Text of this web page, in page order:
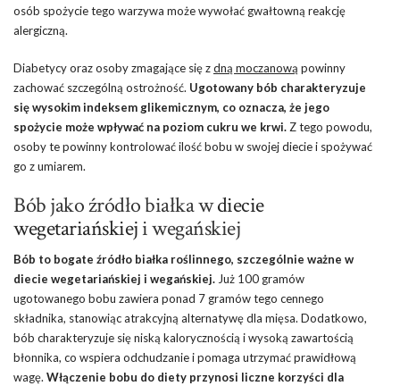
osób spożycie tego warzywa może wywołać gwałtowną reakcję
alergiczną.
Diabetycy oraz osoby zmagające się zdną moczanową powinny
zachować szczególną ostrożność. Ugotowany bób charakteryzuje
się wysokim indeksem glikemicznym, co oznacza, że jego
spożycie może wpływać na poziom cukru we krwi. Z tego powodu,
osoby te powinny kontrolować ilość bobu w swojej diecie i spożywać
go z umiarem.
Bób jako źródło białka wdiecie
wegetariańskieji wegańskiej
Bób to bogate źródło białka roślinnego, szczególnie ważne w
diecie wegetariańskiej i wegańskiej. Już 100 gramów
ugotowanego bobu zawiera ponad 7 gramów tego cennego
składnika, stanowiąc atrakcyjną alternatywę dla mięsa. Dodatkowo,
bób charakteryzuje się niską kalorycznością i wysoką zawartością
błonnika, co wspiera odchudzanie i pomaga utrzymać prawidłową
wagę. Włączenie bobu do diety przynosi liczne korzyści dla